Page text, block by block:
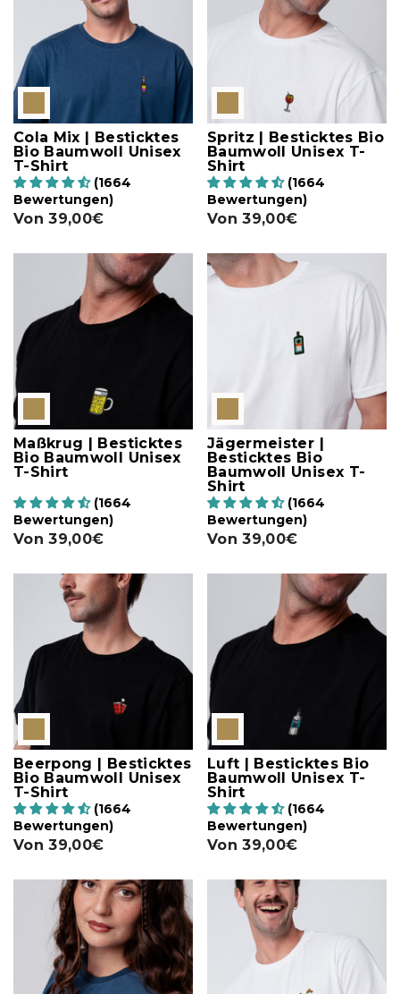
Cola Mix | Besticktes
Bio Baumwoll Unisex
T-Shirt
(1664
Bewertungen)
Von 39,00€
Spritz | Besticktes Bio
Baumwoll Unisex T-
Shirt
(1664
Bewertungen)
Von 39,00€
Maßkrug | Besticktes
Bio Baumwoll Unisex
T-Shirt
(1664
Bewertungen)
Von 39,00€
Jägermeister |
Besticktes Bio
Baumwoll Unisex T-
Shirt
(1664
Bewertungen)
Von 39,00€
Beerpong | Besticktes
Bio Baumwoll Unisex
T-Shirt
(1664
Bewertungen)
Von 39,00€
Luft | Besticktes Bio
Baumwoll Unisex T-
Shirt
(1664
Bewertungen)
Von 39,00€